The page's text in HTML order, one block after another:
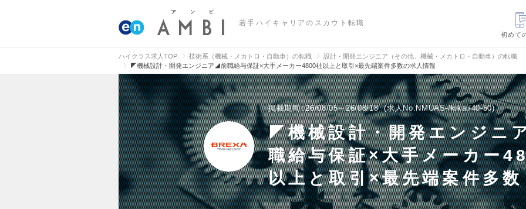
若手ハイキャリアのスカウト転職
初めて
ハイクラス求人TOP 技術系（機械・メカトロ・自動車）の転職
設計・開発エンジニア（その他、機械・メカトロ・自動車）の転職
◤機械設計・開発エンジニア◢前職給与保証×大手メーカー4800社以上と取引×最先端案件多数の求人情報
掲載期間 26/08/05～26/08/18 求人No.NMUAS-/kikai/40-50
◤機械設計・開発エンジニ
職給与保証×大手メーカー
以上と取引×最先端案件多数